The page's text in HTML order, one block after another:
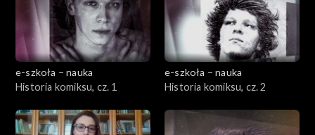
e-szkoła – nauka
Historia komiksu, cz. 1
e-szkoła – nauka
Historia komiksu, cz. 2